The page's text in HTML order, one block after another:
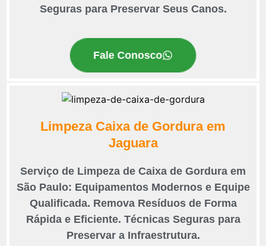
Seguras para Preservar Seus Canos.
Fale Conosco
Limpeza Caixa de Gordura em
Jaguara
Serviço de Limpeza de Caixa de Gordura em
São Paulo: Equipamentos Modernos e Equipe
Qualificada. Remova Resíduos de Forma
Rápida e Eficiente. Técnicas Seguras para
Preservar a Infraestrutura.